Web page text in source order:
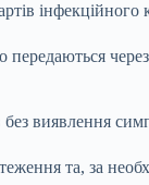
інфекційного
виявлення
та, за